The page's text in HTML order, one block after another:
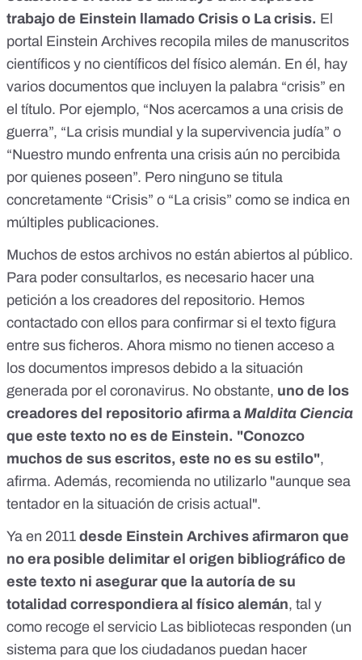
trabajo de Einstein llamado Crisis o La crisis. El
portal Einstein Archives recopila miles de manuscritos
científicos y no científicos del físico alemán. En él, hay
varios documentos que incluyen la palabra “crisis” en
el título. Por ejemplo, “Nos acercamos a una crisis de
guerra”, “La crisis mundial y la supervivencia judía” o
“Nuestro mundo enfrenta una crisis aún no percibida
por quienes poseen”. Pero ninguno se titula
concretamente “Crisis” o “La crisis” como se indica en
múltiples publicaciones.
Muchos de estos archivos no están abiertos al público.
Para poder consultarlos, es necesario hacer una
petición a los creadores del repositorio. Hemos
contactado con ellos para confirmar si el texto figura
entre sus ficheros. Ahora mismo no tienen acceso a
los documentos impresos debido a la situación
generada por el coronavirus. No obstante, uno de los
creadores del repositorio afirma aMaldita Ciencia
que este texto no es de Einstein. "Conozco
muchos de sus escritos, este no es su estilo",
afirma. Además, recomienda no utilizarlo "aunque sea
tentador en la situación de crisis actual".
Ya en 2011 desde Einstein Archives afirmaron que
no era posible delimitar el origen bibliográfico de
este texto ni asegurar que la autoría de su
totalidad correspondiera al físico alemán, tal y
como recoge el servicio Las bibliotecas responden (un
sistema para que los ciudadanos puedan hacer